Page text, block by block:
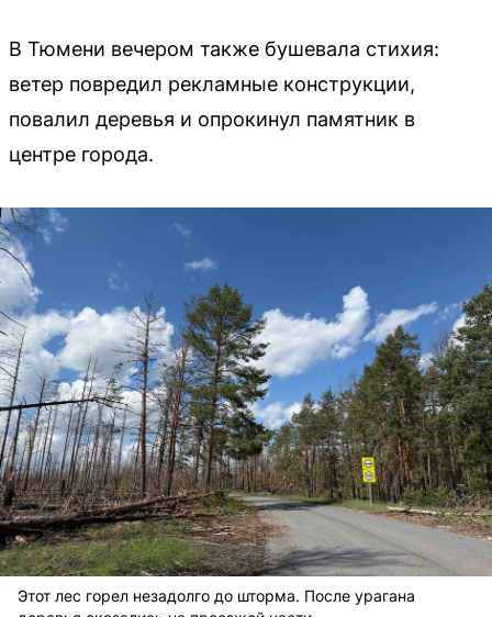
В Тюмени вечером также бушевала стихия:
ветер повредил рекламные конструкции,
повалил деревья и опрокинул памятник в
центре города.
Этот лес горел незадолго до шторма. После урагана